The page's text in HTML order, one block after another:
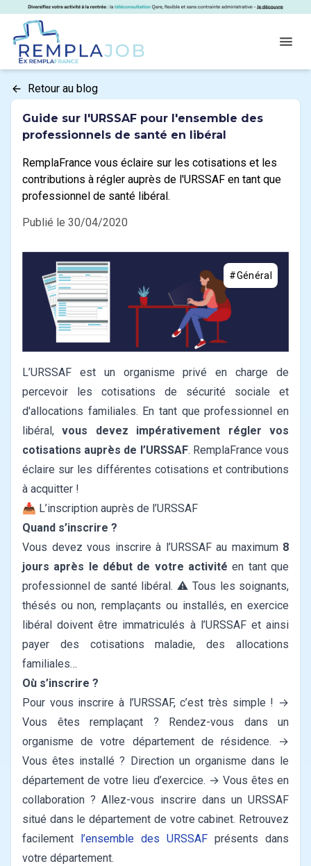
RemplaJob
Retour au blog
Guide sur l'URSSAF pour l'ensemble des
professionnels de santé en libéral
RemplaFrance vous éclaire sur les cotisations et les
contributions à régler auprès de l'URSSAF en tant que
professionnel de santé libéral.
Publié le 30/04/2020
#Général
L’URSSAF est un organisme privé en charge de
percevoir les cotisations de sécurité sociale et
d'allocations familiales. En tant que professionnel en
libéral,vous devez impérativement régler vos
cotisations auprès de l’URSSAF. RemplaFrance vous
éclaire sur les différentes cotisations et contributions
à acquitter !
📥 L’inscription auprès de l’URSSAF
Quand s’inscrire ?
Vous devez vous inscrire à l’URSSAF au maximum 8
jours après le début de votre activité en tant que
professionnel de santé libéral. ⚠️ Tous les soignants,
thésés ou non, remplaçants ou installés, en exercice
libéral doivent être immatriculés à l’URSSAF et ainsi
payer des cotisations maladie, des allocations
familiales…
Où s’inscrire ?
Pour vous inscrire à l’URSSAF, c’est très simple ! →
Vous êtes remplaçant ? Rendez-vous dans un
organisme de votre département de résidence. →
Vous êtes installé ? Direction un organisme dans le
département de votre lieu d’exercice. → Vous êtes en
collaboration ? Allez-vous inscrire dans un URSSAF
situé dans le département de votre cabinet. Retrouvez
facilement l’ensemble des URSSAF présents dans
votre département.
Panneau de gestion des cookies